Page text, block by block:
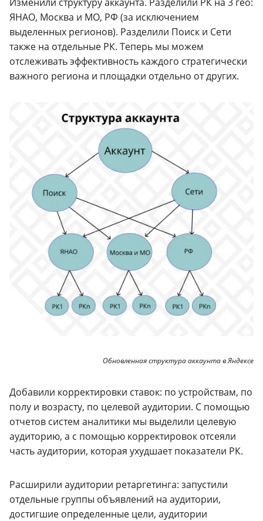
ЯНАО, Москва и МО, РФ (за исключением
выделенных регионов). Разделили Поиск и Сети
также на отдельные РК. Теперь мы можем
отслеживать эффективность каждого стратегически
важного региона и площадки отдельно от других.
Обновленная структура аккаунта в Яндексе
Добавили корректировки ставок: по устройствам, по
полу и возрасту, по целевой аудитории. С помощью
отчетов систем аналитики мы выделили целевую
аудиторию, а с помощью корректировок отсеяли
часть аудитории, которая ухудшает показатели РК.
Расширили аудитории ретаргетинга: запустили
отдельные группы объявлений на аудитории,
достигшие определенные цели, аудитории